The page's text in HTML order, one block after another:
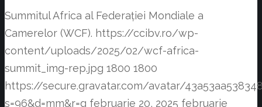
Summitul Africa al Federației Mondiale a
Camerelor (WCF). https://ccibv.ro/wp-
content/uploads/2025/02/wcf-africa-
summit_img-rep.jpg 1800 1800
https://secure.gravatar.com/avatar/
s=96&d=mm&r=g februarie 20, 2025 februarie